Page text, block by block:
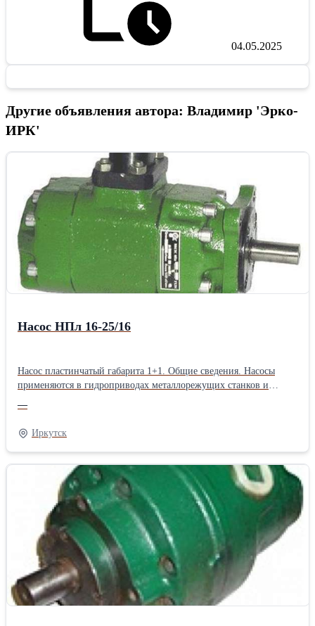
04.05.2025
Другие объявления автора: Владимир 'Эрко-
ИРК'
Насос НПл 16-25/16
Насос пластинчатый габарита 1+1. Общие сведения. Насосы
применяются в гидроприводах металлорежущих станков и
рабочей жидкости с постоянным давлением. Они предназначены
для перекачки минеральных масел с вязкостью от 25 до 213 мм2/
с на давлении до 16 МПа и от 20 до 400 на давлении до 6,3 МПа.
При этом температура масла должна быть от -10 до +60 оС и
иметь чистоту не грубее 12-го класса по ГОСТ 17216-71.
Номинальная тонкость фильтрации - 25 мкм. Для оьеспечения
большей надежности при малой вязкости и большой нагрузке
рекомендуется тонкость фильтрации 10 мкм. Технические
характеристики: Номинальное давление, МПа 16 Минимальная/
Номинальная/Максимальная частота вращения , об/мин
1000/1500/1800 Номинальная подача, л/мин 19,4/ 33 Масса, кг 19
Габаритные и присоединительные размеры.Производитель:
Гидропривод Тип: Пластинчатые
—
Иркутск